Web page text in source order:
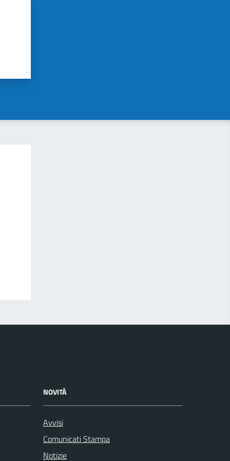
NOVITÀ
Avvisi
Comunicati Stampa
Notizie